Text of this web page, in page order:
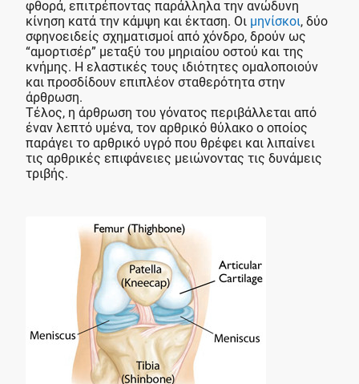
φθορά, επιτρέποντας παράλληλα την ανώδυνη
κίνηση κατά την κάμψη και έκταση. Οι μηνίσκοι, δύο
σφηνοειδείς σχηματισμοί από χόνδρο, δρούν ως
“αμορτισέρ” μεταξύ του μηριαίου οστού και της
κνήμης. Η ελαστικές τους ιδιότητες ομαλοποιούν
και προσδίδουν επιπλέον σταθερότητα στην
άρθρωση.
Τέλος, η άρθρωση του γόνατος περιβάλλεται από
έναν λεπτό υμένα, τον αρθρικό θύλακο ο οποίος
παράγει το αρθρικό υγρό που θρέφει και λιπαίνει
τις αρθρικές επιφάνειες μειώνοντας τις δυνάμεις
τριβής.